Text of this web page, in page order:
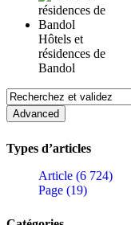
Hôtels et
résidences de
Bandol
Types d’articles
Article (6 724)
Page (19)